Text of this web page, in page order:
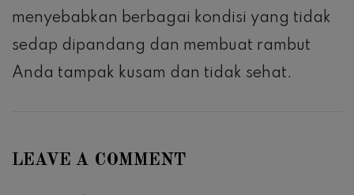
menyebabkan berbagai kondisi yang tidak
sedap dipandang dan membuat rambut
Anda tampak kusam dan tidak sehat.
LEAVE A COMMENT